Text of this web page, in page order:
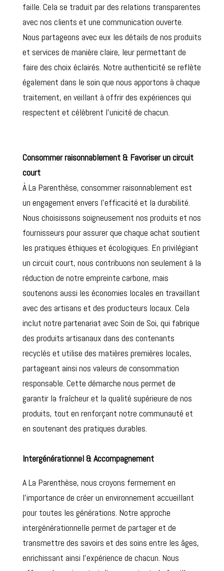
faille. Cela se traduit par des relations transparentes
avec nos clients et une communication ouverte.
Nous partageons avec eux les détails de nos produits
et services de manière claire, leur permettant de
faire des choix éclairés. Notre authenticité se reflète
également dans le soin que nous apportons à chaque
traitement, en veillant à offrir des expériences qui
respectent et célèbrent l’unicité de chacun.
Consommer raisonnablement & Favoriser un circuit
court
À La Parenthèse, consommer raisonnablement est
un engagement envers l’efficacité et la durabilité.
Nous choisissons soigneusement nos produits et nos
fournisseurs pour assurer que chaque achat soutient
les pratiques éthiques et écologiques. En privilégiant
un circuit court, nous contribuons non seulement à la
réduction de notre empreinte carbone, mais
soutenons aussi les économies locales en travaillant
avec des artisans et des producteurs locaux. Cela
inclut notre partenariat avec Soin de Soi, qui fabrique
des produits artisanaux dans des contenants
recyclés et utilise des matières premières locales,
partageant ainsi nos valeurs de consommation
responsable. Cette démarche nous permet de
garantir la fraîcheur et la qualité supérieure de nos
produits, tout en renforçant notre communauté et
en soutenant des pratiques durables.
Intergénérationnel & Accompagnement
A La Parenthèse, nous croyons fermement en
l’importance de créer un environnement accueillant
pour toutes les générations. Notre approche
intergénérationnelle permet de partager et de
transmettre des savoirs et des soins entre les âges,
enrichissant ainsi l’expérience de chacun. Nous